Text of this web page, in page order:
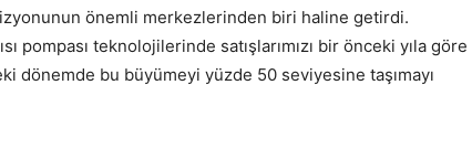
önemli merkezlerinden biri haline getirdi.
pompası teknolojilerinde satışlarımızı bir önceki yıla göre
dönemde bu büyümeyi yüzde 50 seviyesine taşımayı